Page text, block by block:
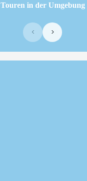
Touren in der Umgebung
‹ ›